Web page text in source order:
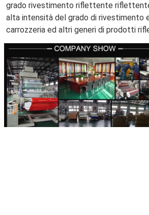
grado rivestimento riflettente
alta intensità del grado di
carrozzeria ed altri generi di prodotti